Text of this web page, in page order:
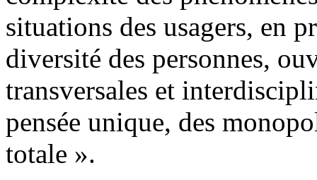
situations des usagers, en
diversité des personnes,
transversales et
pensée unique, des
totale ».